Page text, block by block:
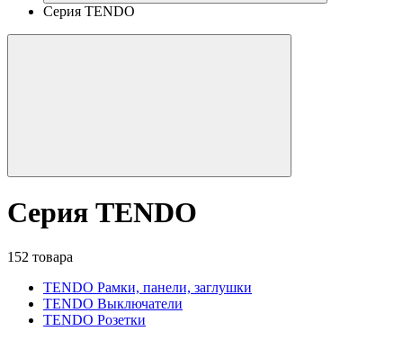
Серия TENDO
Серия TENDO
152 товара
TENDO Рамки, панели, заглушки
TENDO Выключатели
TENDO Розетки